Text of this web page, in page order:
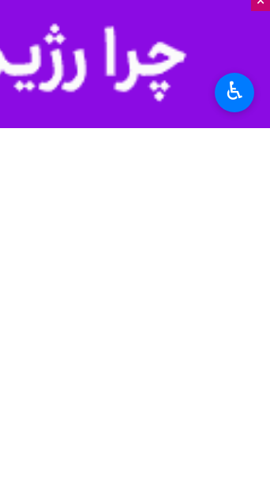
تیم کاینسناتور
است که ارائه می
جهان اروپا
♿︎